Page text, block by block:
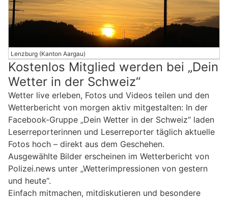
Lenzburg (Kanton Aargau)
Kostenlos Mitglied werden bei „Dein
Wetter in der Schweiz“
Wetter live erleben, Fotos und Videos teilen und den
Wetterbericht von morgen aktiv mitgestalten: In der
Facebook-Gruppe „Dein Wetter in der Schweiz“ laden
Leserreporterinnen und Leserreporter täglich aktuelle
Fotos hoch – direkt aus dem Geschehen.
Ausgewählte Bilder erscheinen im Wetterbericht von
Polizei.news unter „Wetterimpressionen von gestern
und heute“.
Einfach mitmachen, mitdiskutieren und besondere